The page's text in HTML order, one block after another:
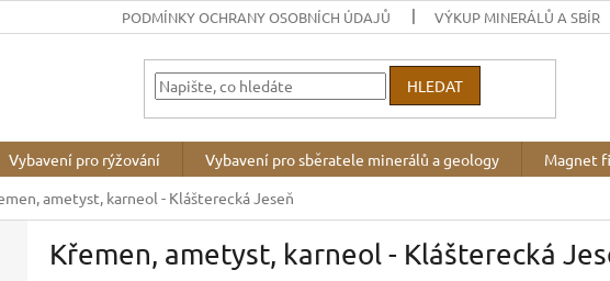
PODMÍNKY OCHRANY OSOBNÍCH ÚDAJŮ VÝKUP MINERÁLŮ A SBÍREK
HLEDAT
Vybavení pro rýžování Vybavení pro sběratele minerálů a geology Magnet
ametyst, karneol - Klášterecká Jeseň
Křemen, ametyst, karneol - Klášterecká